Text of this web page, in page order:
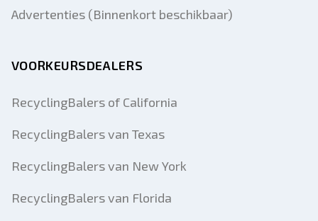
Advertenties (Binnenkort beschikbaar)
VOORKEURSDEALERS
RecyclingBalers of California
RecyclingBalers van Texas
RecyclingBalers van New York
RecyclingBalers van Florida